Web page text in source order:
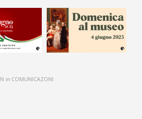
in COMUNICAZONI